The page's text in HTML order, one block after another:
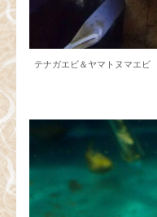
テナガエビ＆ヤマトヌマエビ